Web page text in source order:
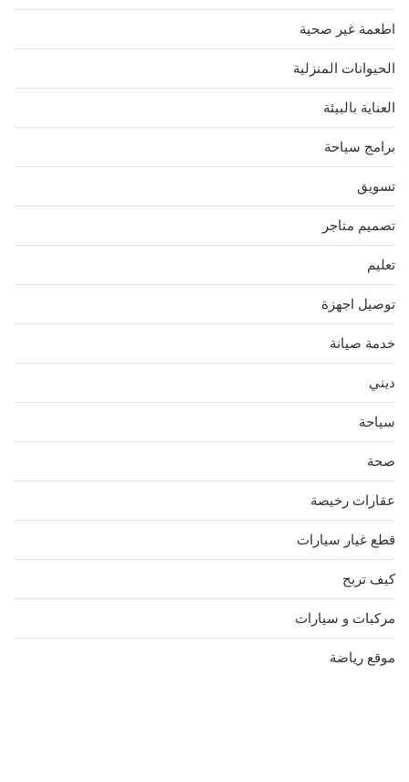
اطعمة غير صحية
الحيوانات المنزلية
العناية بالبيئة
برامج سياحة
تسويق
تصميم متاجر
تعليم
توصيل اجهزة
خدمة صيانة
ديني
سياحة
صحة
عقارات رخيصة
قطع غيار سيارات
كيف تربح
مركبات و سيارات
موقع رياضة